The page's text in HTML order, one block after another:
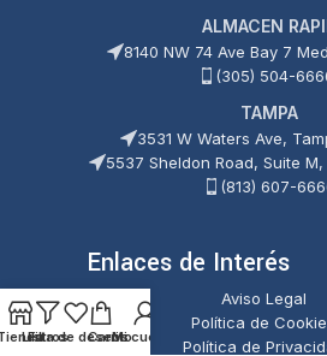
ALMACEN
8140 NW 74 Ave Bay 7
(305) 504-
TAMPA
3531 W Waters Ave,
5537 Sheldon Road, Suite M,
(813) 607-
Enlaces de Interés
Aviso Legal
Política de
Política de
Filtros
Lista de deseos
CarritoMi cuenta